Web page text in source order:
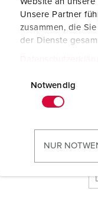
Unsere Partner
zusammen, die
der Dienste
Notwendig
NUR
vit
vit aluminium 4479